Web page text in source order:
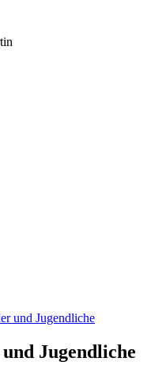
und Jugendliche
Jugendliche